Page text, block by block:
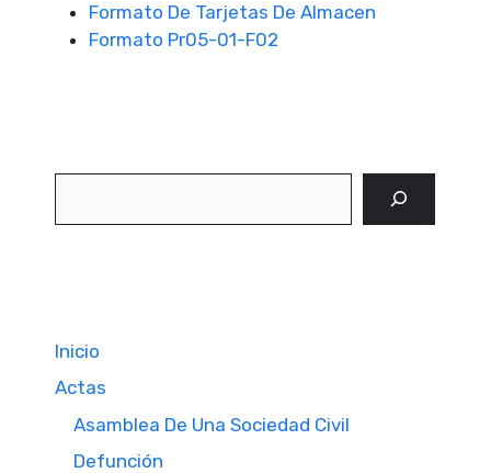
Formato De Tarjetas De Almacen
Formato Pr05-01-F02
Inicio
Actas
Asamblea De Una Sociedad Civil
Defunción